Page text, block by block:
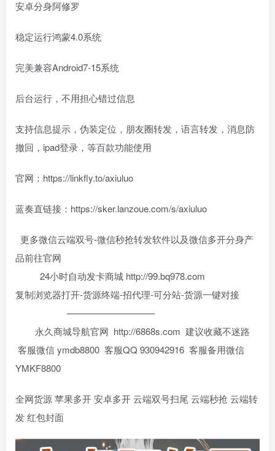
安卓分身阿修罗
稳定运行鸿蒙4.0系统
完美兼容Android7-15系统
后台运行，不用担心错过信息
支持信息提示，伪装定位，朋友圈转发，语言转发，消息防
撤回，ipad登录，等百款功能使用
官网：https://linkfly.to/axiuluo
蓝奏直链接：https://sker.lanzoue.com/s/axiuluo
更多微信云端双号-微信秒抢转发软件以及微信多开分身产
品前往官网
24小时自动发卡商城 http://99.bq978.com
复制浏览器打开-货源终端-招代理-可分站-货源一键对接
—————————–
永久商城导航官网 http://6868s.com 建议收藏不迷路
客服微信 ymdb8800 客服QQ 930942916 客服备用微信
YMKF8800
全网货源 苹果多开 安卓多开 云端双号扫尾 云端秒抢 云端转
发 红包封面